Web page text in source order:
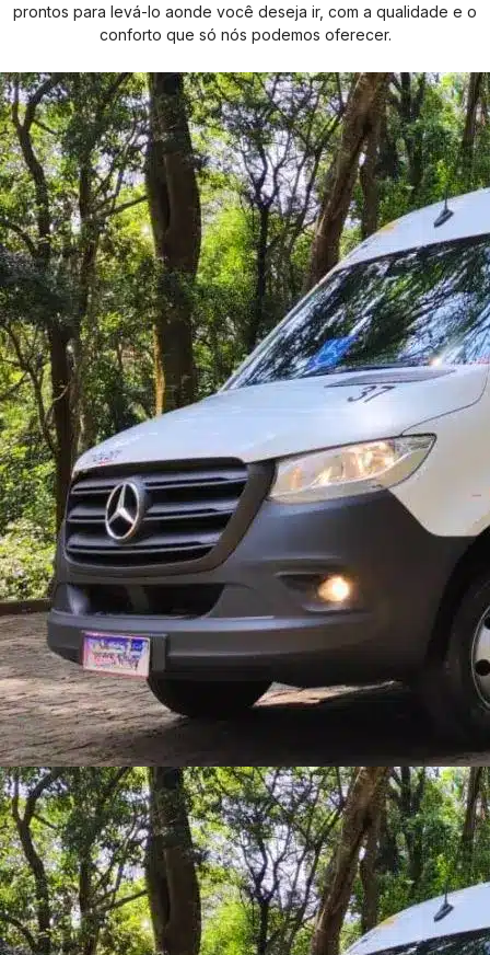
prontos para levá-lo aonde você deseja ir, com a qualidade e o
conforto que só nós podemos oferecer.